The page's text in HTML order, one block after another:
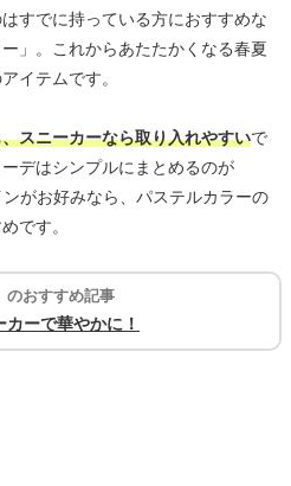
すでに持っている方におすすめな
」。これからあたたかくなる春夏
イテムです。
スニーカーなら取り入れやすいで
デはシンプルにまとめるのが
がお好みなら、パステルカラーの
です。
のおすすめ記事
ーで華やかに！